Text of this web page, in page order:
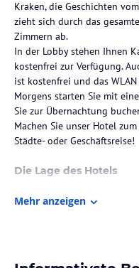
Kraken, die Geschichten
zieht sich durch das
Zimmern ab.
In der Lobby stehen Ihnen
kostenfrei zur Verfügung.
ist kostenfrei und das
Morgens starten Sie mit
Sie zur Übernachtung
Machen Sie unser Hotel
Städte- oder Geschäftsreise!
Die Lage des Hotels
Barmbek. Die nächste S-
Mehr anzeigen